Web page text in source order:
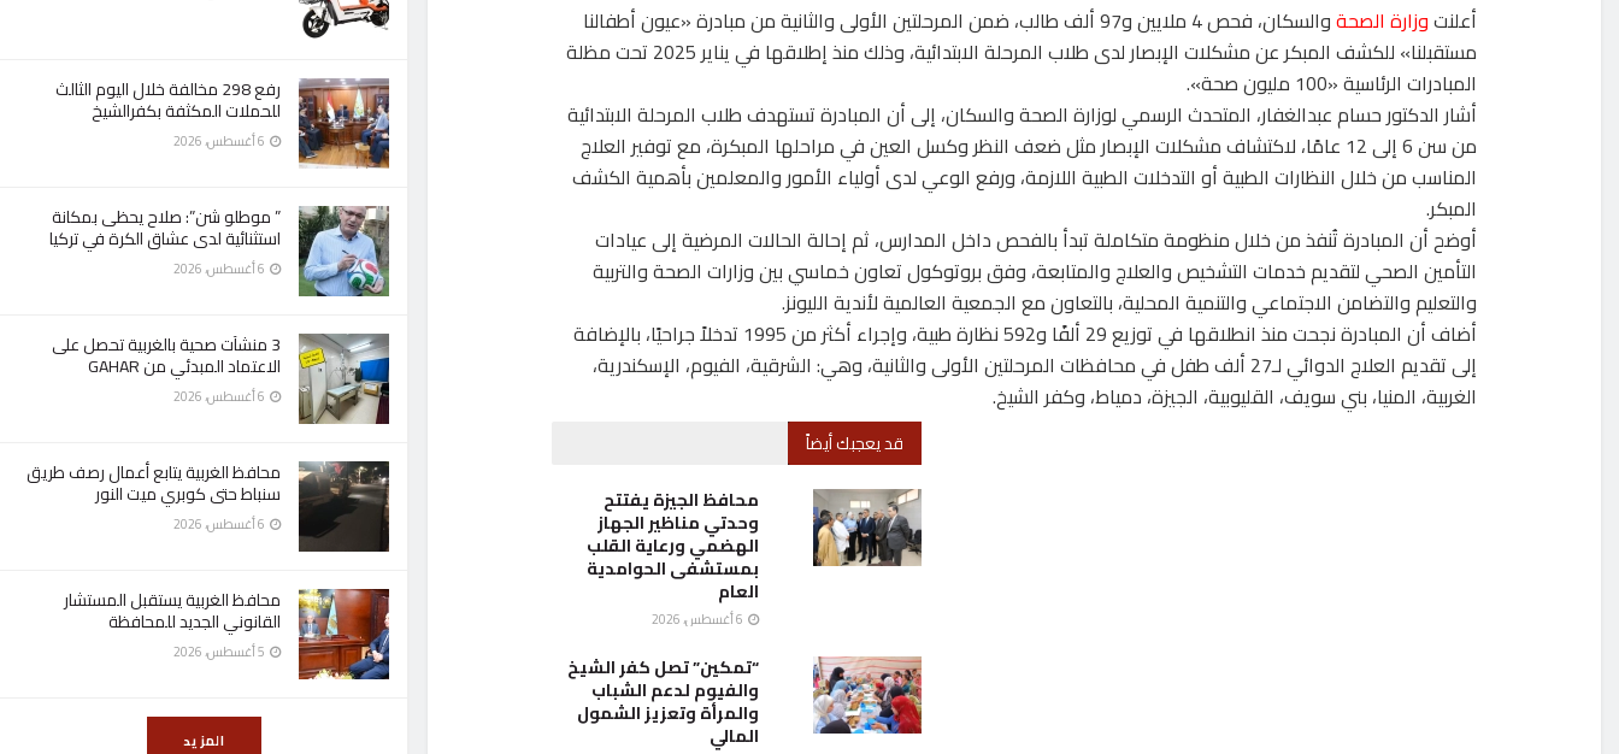
رفع 298 مخالفة خلال اليوم الثالث
للحملات المكثفة بكفرالشيخ
” موطلو شن”: صلاح يحظى بمكانة
استثنائية لدى عشاق الكرة في تركيا
3 منشآت صحية بالغربية تحصل على
الاعتماد المبدئي من GAHAR
محافظ الغربية يتابع أعمال رصف طريق
سنباط حتى كوبري ميت النور
محافظ الغربية يستقبل المستشار
القانوني الجديد للمحافظة
المزيد
أعلنتوزارة الصحة
والسكان، فحص 4 ملايين و97 ألف طالب، ضمن المرحلتين الأولى والثانية من مبادرة «عيون أطفالنا
مستقبلنا» للكشف المبكر عن مشكلات الإبصار لدى طلاب المرحلة الابتدائية، وذلك منذ إطلاقها في يناير 2025 تحت مظلة
المبادرات الرئاسية «100 مليون صحة».
أشار الدكتور حسام عبدالغفار، المتحدث الرسمي لوزارة الصحة والسكان، إلى أن المبادرة تستهدف طلاب المرحلة الابتدائية
من سن 6 إلى 12 عامًا، لاكتشاف مشكلات الإبصار مثل ضعف النظر وكسل العين في مراحلها المبكرة، مع توفير العلاج
المناسب من خلال النظارات الطبية أو التدخلات الطبية اللازمة، ورفع الوعي لدى أولياء الأمور والمعلمين بأهمية الكشف
المبكر.
أوضح أن المبادرة تُنفذ من خلال منظومة متكاملة تبدأ بالفحص داخل المدارس، ثم إحالة الحالات المرضية إلى عيادات
التأمين الصحي لتقديم خدمات التشخيص والعلاج والمتابعة، وفق بروتوكول تعاون خماسي بين وزارات الصحة والتربية
والتعليم والتضامن الاجتماعي والتنمية المحلية، بالتعاون مع الجمعية العالمية لأندية الليونز.
أضاف أن المبادرة نجحت منذ انطلاقها في توزيع 29 ألفًا و592 نظارة طبية، وإجراء أكثر من 1995 تدخلاً جراحيًا، بالإضافة
إلى تقديم العلاج الدوائي لـ27 ألف طفل في محافظات المرحلتين الأولى والثانية، وهي: الشرقية، الفيوم، الإسكندرية،
الغربية، المنيا، بني سويف، القليوبية، الجيزة، دمياط، وكفر الشيخ.
قد يعجبك أيضاً
محافظ الجيزة يفتتح
وحدتي مناظير الجهاز
الهضمي ورعاية القلب
بمستشفى الحوامدية
العام
“تمكين” تصل كفر الشيخ
والفيوم لدعم الشباب
والمرأة وتعزيز الشمول
المالي